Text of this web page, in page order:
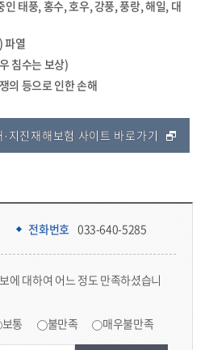
태풍, 홍수, 호우, 강풍, 풍랑, 해일, 대
파열
침수는 보상)
의 등으로 인한 손해
지진재해보험 사이트 바로가기
전화번호 033-640-5285
에 대하여 어느 정도 만족하셨습니
보통 불만족 매우불만족